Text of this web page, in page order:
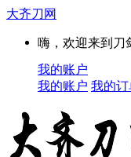
大齐刀网
嗨，欢迎来到刀
我的账户
我的账户 我的订